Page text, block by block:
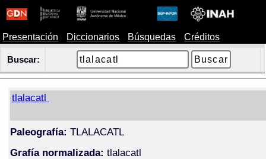
Presentación Diccionarios Búsquedas Créditos
Buscar:
tlalacatl
Paleografía: TLALACATL
Grafía normalizada: tlalacatl